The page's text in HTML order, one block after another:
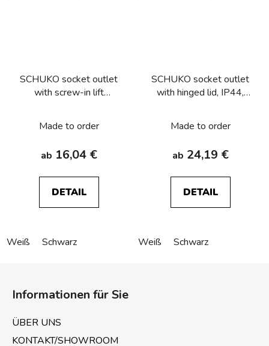
SCHUKO socket outlet
with screw-in lift
Berker R.1/R.3/R.8
Made to order
ab 16,04 €
DETAIL
Weiß Schwarz
SCHUKO socket outlet
with hinged lid, IP44,
Made to order
ab 24,19 €
DETAIL
Weiß Schwarz
Informationen für Sie
ÜBER UNS
KONTAKT/SHOWROOM